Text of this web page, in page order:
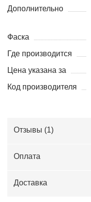
Дополнительно
Фаска
Где производится
Цена указана за
Код производителя
Отзывы (1)
Оплата
Доставка